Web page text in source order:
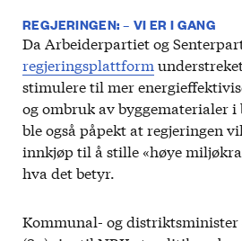
REGJERINGEN: – VI ER I GANG
Da Arbeiderpartiet og
regjeringsplattform
stimulere til mer
og ombruk av byggematerialer i
ble også påpekt at regjeringen
innkjøp til å stille «høye
hva det betyr.
Kommunal- og distriktsminister